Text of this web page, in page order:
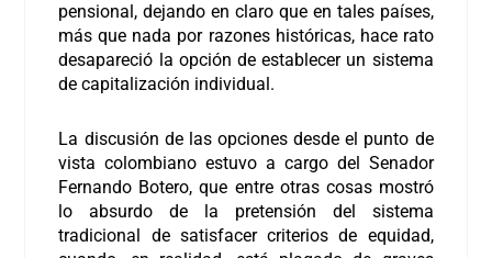
pensional, dejando en claro que en tales países,
más que nada por razones históricas, hace rato
desapareció la opción de establecer un sistema
de capitalización individual.
La discusión de las opciones desde el punto de
vista colombiano estuvo a cargo del Senador
Fernando Botero, que entre otras cosas mostró
lo absurdo de la pretensión del sistema
tradicional de satisfacer criterios de equidad,